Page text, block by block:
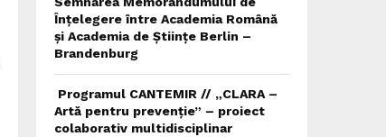
Înțelegere între Academia Română
și Academia de Științe Berlin –
Brandenburg
Programul CANTEMIR // „CLARA –
Artă pentru prevenție” – proiect
colaborativ multidisciplinar